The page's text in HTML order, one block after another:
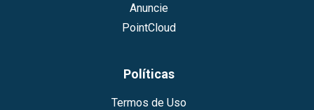
Anuncie
PointCloud
Políticas
Termos de Uso